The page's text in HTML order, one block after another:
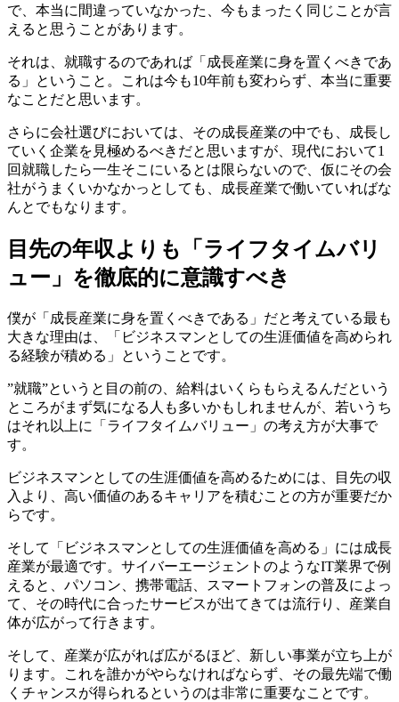
で、本当に間違っていなかった、今もまったく同じことが言
えると思うことがあります。
それは、就職するのであれば「 成長産業に身を置くべきであ
る 」ということ。これは今も10年前も変わらず、本当に重要
なことだと思います。
さらに会社選びにおいては、その成長産業の中でも、成長し
ていく企業を見極めるべきだと思いますが、現代において1
回就職したら一生そこにいるとは限らないので、 仮にその会
社がうまくいかなかっとしても、成長産業で働いていればな
んとでもなります。
目先の年収よりも「ライフタイムバリ
ュー」を徹底的に意識すべき
僕が「成長産業に身を置くべきである」だと考えている最も
大きな理由は、「 ビジネスマンとしての生涯価値を高められ
る経験が積める 」ということです。
”就職”というと目の前の、給料はいくらもらえるんだという
ところがまず気になる人も多いかもしれませんが、若いうち
はそれ以上に「 ライフタイムバリュー 」の考え方が大事で
す。
ビジネスマンとしての生涯価値を高めるためには、目先の収
入より、 高い価値のあるキャリアを積むことの方が重要だか
らです。
そして「ビジネスマンとしての生涯価値を高める」には成長
産業が最適です。サイバーエージェントのようなIT業界で例
えると、パソコン、携帯電話、スマートフォンの普及によっ
て、その時代に合ったサービスが出てきては流行り、産業自
体が広がって行きます。
そして、 産業が広がれば広がるほど、新しい事業が立ち上が
ります。これを誰かがやらなければならず、その最先端で働
くチャンスが得られるというのは非常に重要なことです。